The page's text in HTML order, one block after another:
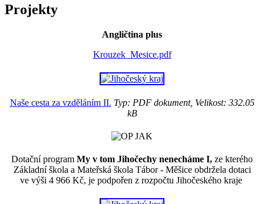
Projekty
Angličtina plus
Krouzek_Mesice.pdf
Naše cesta za vzděláním II. Typ: PDF dokument, Velikost: 332.05
kB
Dotační program My v tom Jihočechy nenecháme I, ze kterého
Základní škola a Mateřská škola Tábor - Měšice obdržela dotaci
ve výši 4 966 Kč, je podpořen z rozpočtu Jihočeského kraje